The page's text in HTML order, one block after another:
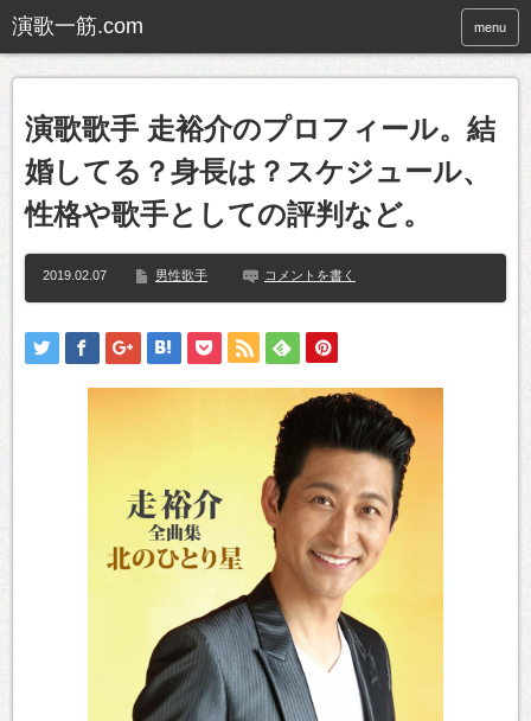
menu
演歌歌手 走裕介のプロフィール。結
婚してる？身長は？スケジュール、
性格や歌手としての評判など。
2019.02.07 男性歌手 コメントを書く